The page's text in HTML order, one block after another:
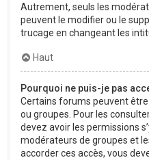
Autrement, seuls les
peuvent le modifier ou le
trucage en changeant les
Haut
Pourquoi ne puis-je pas
Certains forums peuvent
ou groupes. Pour les
devez avoir les permissions
modérateurs de groupes et
accorder ces accès, vous